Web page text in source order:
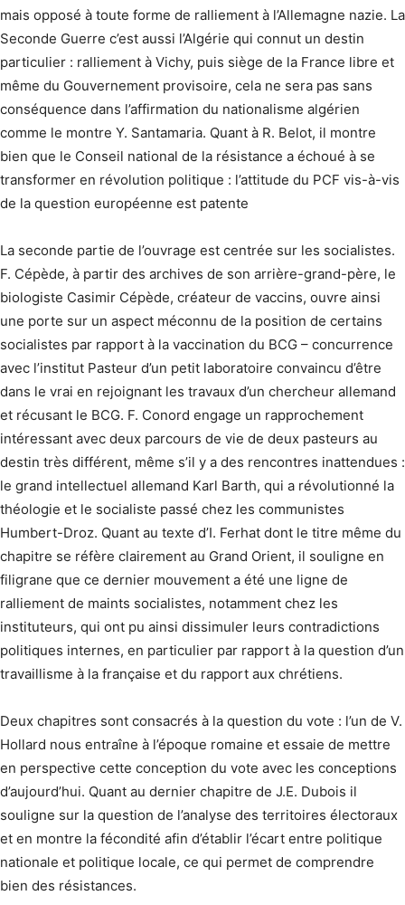
mais opposé à toute forme de ralliement à l’Allemagne nazie. La
Seconde Guerre c’est aussi l’Algérie qui connut un destin
particulier : ralliement à Vichy, puis siège de la France libre et
même du Gouvernement provisoire, cela ne sera pas sans
conséquence dans l’affirmation du nationalisme algérien
comme le montre Y. Santamaria. Quant à R. Belot, il montre
bien que le Conseil national de la résistance a échoué à se
transformer en révolution politique : l’attitude du PCF vis-à-vis
de la question européenne est patente
La seconde partie de l’ouvrage est centrée sur les socialistes.
F. Cépède, à partir des archives de son arrière-grand-père, le
biologiste Casimir Cépède, créateur de vaccins, ouvre ainsi
une porte sur un aspect méconnu de la position de certains
socialistes par rapport à la vaccination du BCG – concurrence
avec l’institut Pasteur d’un petit laboratoire convaincu d’être
dans le vrai en rejoignant les travaux d’un chercheur allemand
et récusant le BCG. F. Conord engage un rapprochement
intéressant avec deux parcours de vie de deux pasteurs au
destin très différent, même s’il y a des rencontres inattendues :
le grand intellectuel allemand Karl Barth, qui a révolutionné la
théologie et le socialiste passé chez les communistes
Humbert-Droz. Quant au texte d’I. Ferhat dont le titre même du
chapitre se réfère clairement au Grand Orient, il souligne en
filigrane que ce dernier mouvement a été une ligne de
ralliement de maints socialistes, notamment chez les
instituteurs, qui ont pu ainsi dissimuler leurs contradictions
politiques internes, en particulier par rapport à la question d’un
travaillisme à la française et du rapport aux chrétiens.
Deux chapitres sont consacrés à la question du vote : l’un de V.
Hollard nous entraîne à l’époque romaine et essaie de mettre
en perspective cette conception du vote avec les conceptions
d’aujourd’hui. Quant au dernier chapitre de J.E. Dubois il
souligne sur la question de l’analyse des territoires électoraux
et en montre la fécondité afin d’établir l’écart entre politique
nationale et politique locale, ce qui permet de comprendre
bien des résistances.